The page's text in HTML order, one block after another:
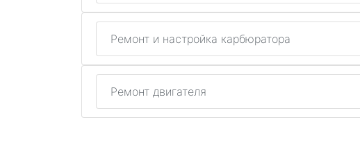
Ремонт и настройка карбюратора
Ремонт двигателя